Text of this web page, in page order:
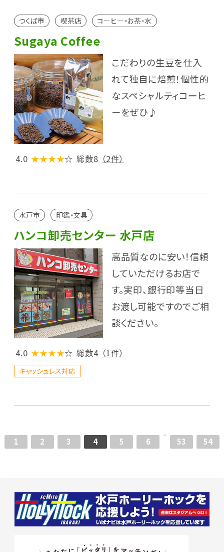
つくば市 喫茶店 コーヒー・お茶・水
Sugaya Coffee
こだわりの生豆を仕入
れて独自に焙煎！個性的
なスペシャルティコーヒ
ーをぜひ♪
4.0 ★★★★☆ 総数8 （2件）
水戸市 印鑑・文具
ハンコ卸売センター 水戸店
高品質なのに安い！信頼
していただけるお店で
す。実印、銀行印等当日
お渡し可能ですのでご相
談ください。
4.0 ★★★★☆ 総数4 （1件）
キャッシュレス対応
1 2 3 4 5 6 53 54